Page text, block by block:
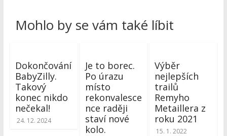
Mohlo by se vám také líbit
Dokončování
BabyZilly.
Takový
konec nikdo
nečekal!
24. 12. 2024
Je to borec.
Po úrazu
místo
rekonvalesce
nce raději
staví nové
kolo.
Výběr
nejlepších
trailů
Remyho
Metaillera z
roku 2021
15. 1. 2022